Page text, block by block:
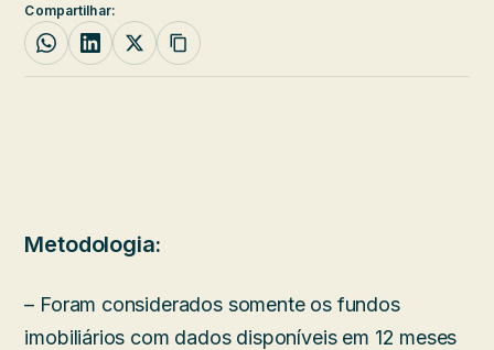
Compartilhar:
Metodologia:
– Foram considerados somente os fundos
imobiliários com dados disponíveis em 12 meses